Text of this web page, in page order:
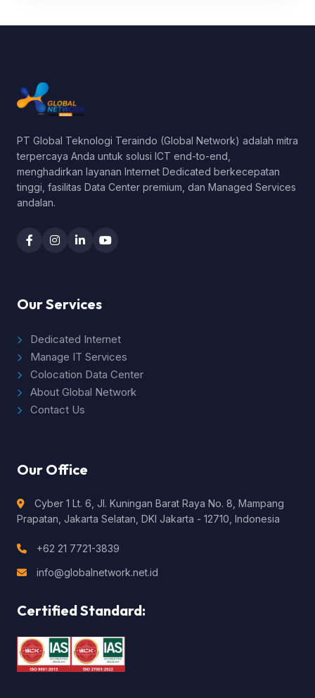
PT Global Teknologi Teraindo (Global Network) adalah mitra
terpercaya Anda untuk solusi ICT end-to-end,
menghadirkan layanan Internet Dedicated berkecepatan
tinggi, fasilitas Data Center premium, dan Managed Services
andalan.
Our Services
Dedicated Internet
Manage IT Services
Colocation Data Center
About Global Network
Contact Us
Our Office
Cyber 1 Lt. 6, Jl. Kuningan Barat Raya No. 8, Mampang
Prapatan, Jakarta Selatan, DKI Jakarta - 12710, Indonesia
+62 21 7721-3839
info@globalnetwork.net.id
Certified Standard: